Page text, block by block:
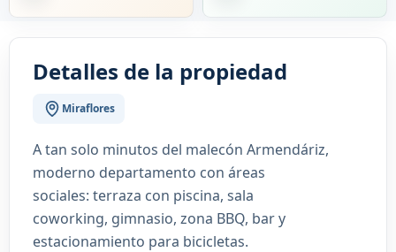
Detalles de la propiedad
Miraflores
A tan solo minutos del malecón Armendáriz,
moderno departamento con áreas
sociales: terraza con piscina, sala
coworking, gimnasio, zona BBQ, bar y
estacionamiento para bicicletas.